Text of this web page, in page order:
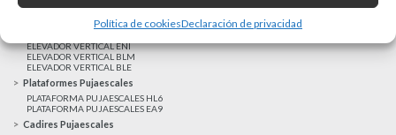
Política de cookiesDeclaración de privacidad
Elevadors Verticals
ELEVADOR VERTICAL ENI
ELEVADOR VERTICAL BLM
ELEVADOR VERTICAL BLE
Plataformes Pujaescales
PLATAFORMA PUJAESCALES HL6
PLATAFORMA PUJAESCALES EA9
Cadires Pujaescales